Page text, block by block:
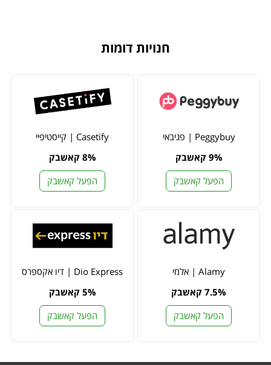
חנויות דומות
Peggybuy | פגיבאי
9% קאשבק
הפעל קאשבק
Casetify | קייסטיפיי
8% קאשבק
הפעל קאשבק
Alamy | אלמי
7.5% קאשבק
הפעל קאשבק
Dio Express | דיו אקספרס
5% קאשבק
הפעל קאשבק